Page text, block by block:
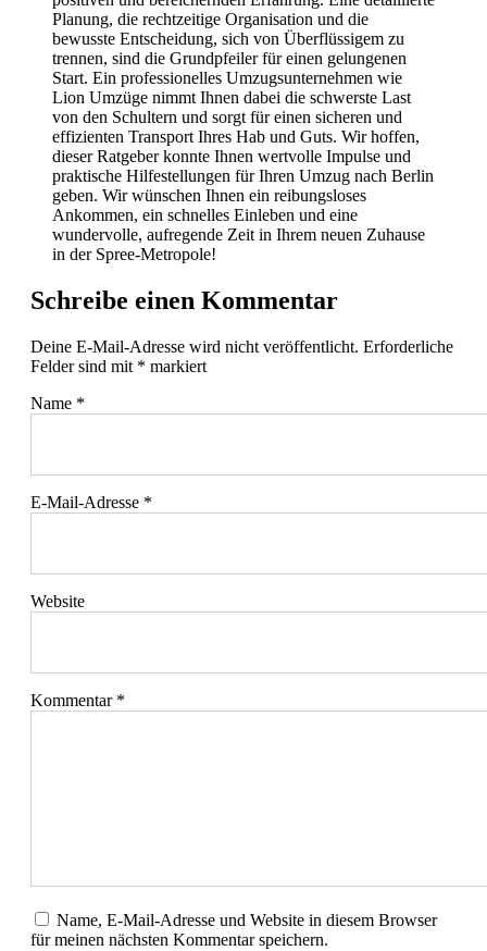
Planung, die rechtzeitige Organisation und die
bewusste Entscheidung, sich von Überflüssigem zu
trennen, sind die Grundpfeiler für einen gelungenen
Start. Ein professionelles Umzugsunternehmen wie
Lion Umzüge nimmt Ihnen dabei die schwerste Last
von den Schultern und sorgt für einen sicheren und
effizienten Transport Ihres Hab und Guts. Wir hoffen,
dieser Ratgeber konnte Ihnen wertvolle Impulse und
praktische Hilfestellungen für Ihren Umzug nach Berlin
geben. Wir wünschen Ihnen ein reibungsloses
Ankommen, ein schnelles Einleben und eine
wundervolle, aufregende Zeit in Ihrem neuen Zuhause
in der Spree-Metropole!
Schreibe einen Kommentar
Deine E-Mail-Adresse wird nicht veröffentlicht. Erforderliche
Felder sind mit * markiert
Name *
E-Mail-Adresse *
Website
Kommentar *
Name, E-Mail-Adresse und Website in diesem Browser
für meinen nächsten Kommentar speichern.